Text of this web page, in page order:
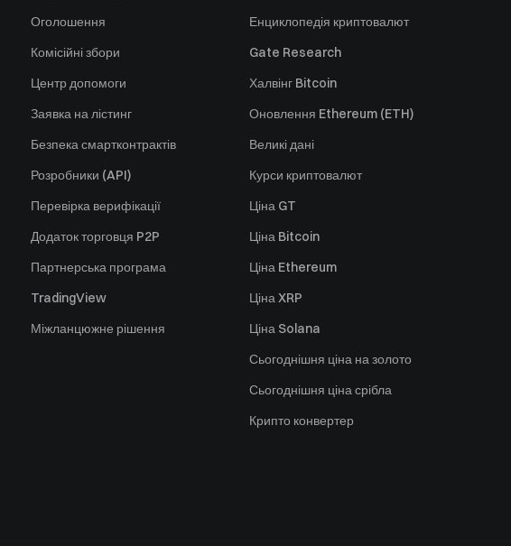
Оголошення
Комісійні збори
Центр допомоги
Заявка на лістинг
Безпека смартконтрактів
Розробники (API)
Перевірка верифікації
Додаток торговця P2P
Партнерська програма
TradingView
Міжланцюжне рішення
Енциклопедія криптовалют
Gate Research
Халвінг Bitcoin
Оновлення Ethereum (ETH)
Великі дані
Курси криптовалют
Ціна GT
Ціна Bitcoin
Ціна Ethereum
Ціна XRP
Ціна Solana
Сьогоднішня ціна на золото
Сьогоднішня ціна срібла
Крипто конвертер